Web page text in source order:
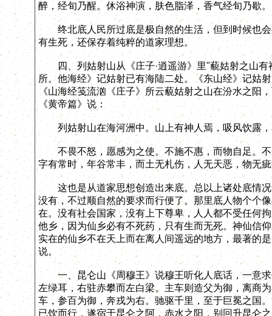
醉，经旬乃醒。休浴神演，肤色脂泽，香气经旬乃歇。
终北底人民所过底是极自然的生活，但到时候也会
有生死，还保存着纯粹的道家理想。
四、列姑射山从《庄子·逍遥游》里"藐姑射之山有
所。他海经》记姑射已有海陆二处。《东山经》记姑
《山海经笺流汹《庄子》所云藐姑射之山在汾水之阳
《黄帝篇》说：
列姑射山在海河洲中。山上有神人焉，吸风饮露，
不畏不怒，愿感为之使。不施不惠，而物自足。不
字有常时，年谷常丰，而土无札伤，人无天恶，物无
这也是从道家思想创造出来底。总以上诸处底情况
没有，不过顺自然的要求而行便了。那里底人物个个
在。没有社会国家，没有上下尊卑，人人都不受任何
他乡，因为仙乡必有不死药，只有生而无死。神仙信
实在的仙乡不在天上而在离人间遥远的地方，最著的
说。
一、昆仑山《周穆王》说穆王听化人底话，一意求
左绿耳，右驻赤攀而左白梁。主车则造父为御，离商
车，参百为御，奔戎为右。驰驱千里，至于巨冕之国
已饮而行，遂宿于昆仑之阿，赤水之阳，别回升昆仑